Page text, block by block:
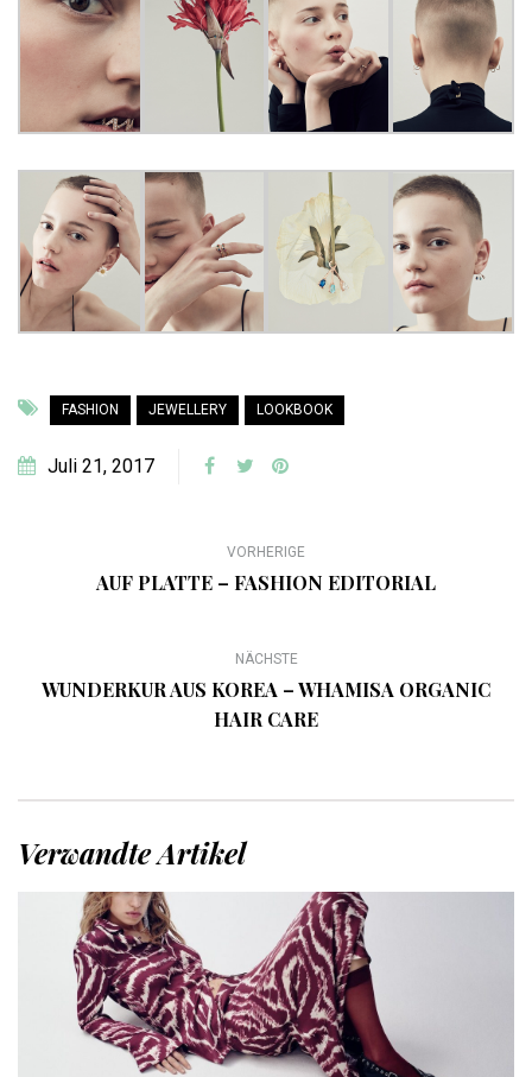
FASHION JEWELLERY LOOKBOOK
Juli 21, 2017
VORHERIGE
AUF PLATTE – FASHION EDITORIAL
NÄCHSTE
WUNDERKUR AUS KOREA – WHAMISA ORGANIC
HAIR CARE
Verwandte Artikel